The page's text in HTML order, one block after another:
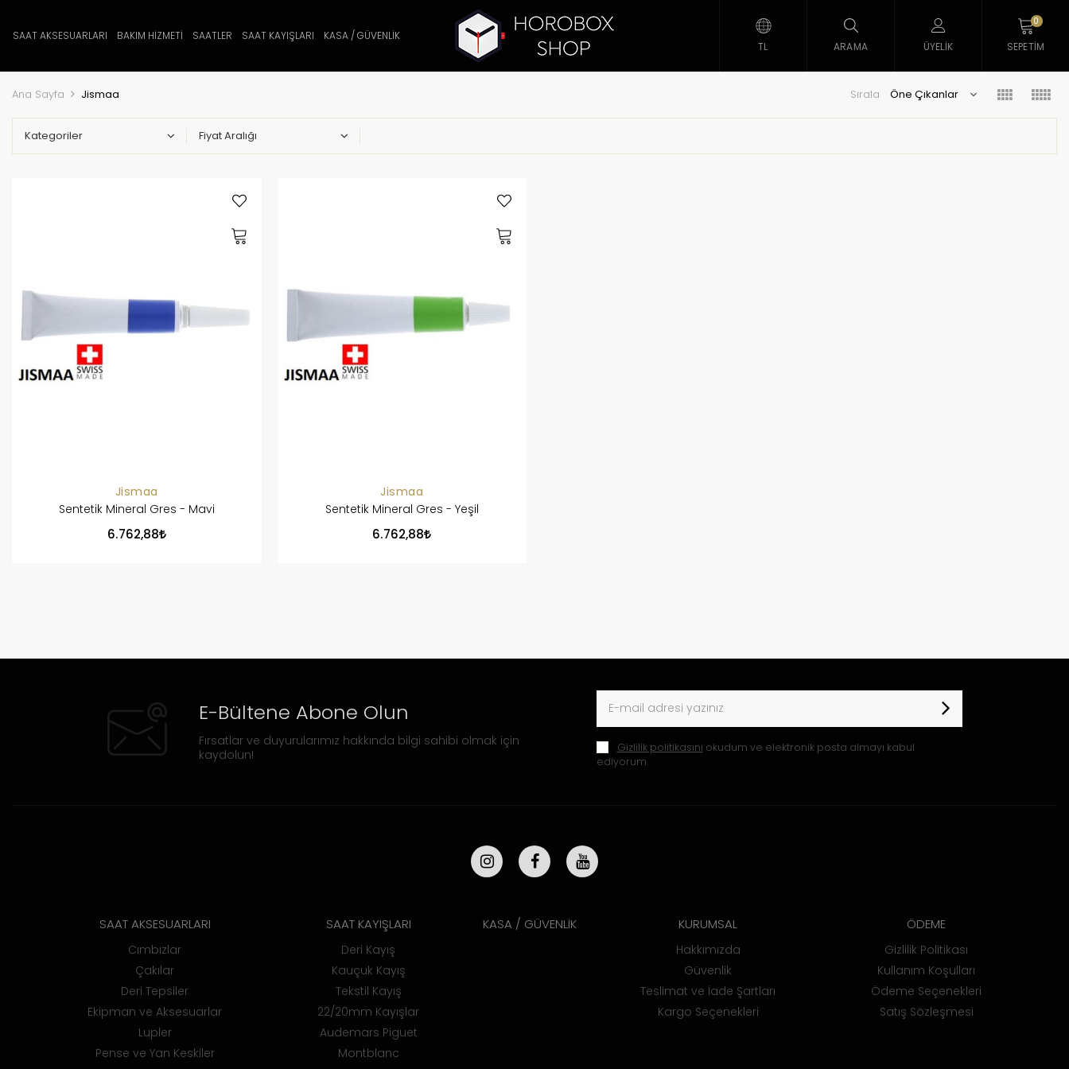
SAAT AKSESUARLARI BAKIM HİZMETİ SAATLER SAAT KAYIŞLARI
KASA / GÜVENLİK
TL
ARAMA ÜYELIK
0
SEPETIM
Ana Sayfa Jismaa Sırala
Kategoriler Fiyat Aralığı
Jismaa
Sentetik Mineral Gres - Mavi
6.762,88
Jismaa
Sentetik Mineral Gres - Yeşil
6.762,88
E-Bültene Abone Olun
Fırsatlar ve duyurularımız hakkında bilgi sahibi olmak için
kaydolun!
Gizlilik politikasını okudum ve elektronik posta almayı kabul
ediyorum.
SAAT AKSESUARLARI
Cımbızlar
Çakılar
Deri Tepsiler
Ekipman ve Aksesuarlar
Lupler
Pense ve Yan Keskiler
SAAT KAYIŞLARI
Deri Kayış
Kauçuk Kayış
Tekstil Kayış
22/20mm Kayışlar
Audemars Piguet
Montblanc
KASA / GÜVENLİK KURUMSAL
Hakkımızda
Güvenlik
Teslimat ve İade Şartları
Kargo Seçenekleri
ÖDEME
Gizlilik Politikası
Kullanım Koşulları
Ödeme Seçenekleri
Satış Sözleşmesi